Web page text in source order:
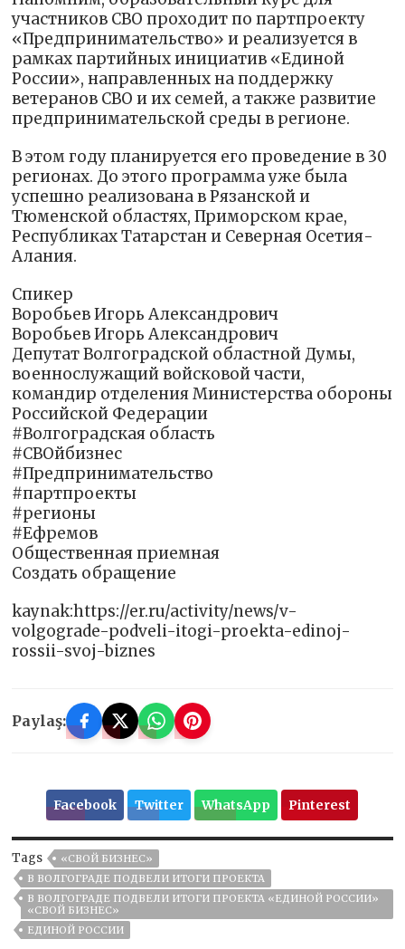
участников СВО проходит по партпроекту
«Предпринимательство» и реализуется в
рамках партийных инициатив «Единой
России», направленных на поддержку
ветеранов СВО и их семей, а также развитие
предпринимательской среды в регионе.
В этом году планируется его проведение в 30
регионах. До этого программа уже была
успешно реализована в Рязанской и
Тюменской областях, Приморском крае,
Республиках Татарстан и Северная Осетия-
Алания.
Спикер
Воробьев Игорь Александрович
Воробьев Игорь Александрович
Депутат Волгоградской областной Думы,
военнослужащий войсковой части,
командир отделения Министерства обороны
Российской Федерации
#Волгоградская область
#СВОйбизнес
#Предпринимательство
#партпроекты
#регионы
#Ефремов
Общественная приемная
Создать обращение
kaynak:https://er.ru/activity/news/v-
volgograde-podveli-itogi-proekta-edinoj-
rossii-svoj-biznes
Paylaş:
Facebook Twitter WhatsApp Pinterest
Tags
«СВОЙ БИЗНЕС»
В ВОЛГОГРАДЕ ПОДВЕЛИ ИТОГИ ПРОЕКТА
В ВОЛГОГРАДЕ ПОДВЕЛИ ИТОГИ ПРОЕКТА «ЕДИНОЙ РОССИИ»
«СВОЙ БИЗНЕС»
ЕДИНОЙ РОССИИ